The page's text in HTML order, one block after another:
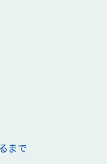
まで